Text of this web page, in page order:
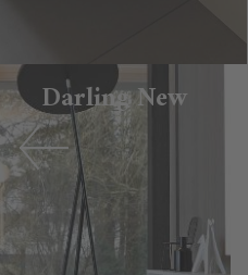
Darling New